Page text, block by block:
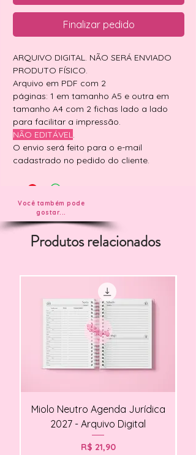
Finalizar pedido
ARQUIVO DIGITAL. NÃO SERÁ ENVIADO
PRODUTO FÍSICO.
Arquivo em PDF com 2
páginas: 1 em tamanho A5 e outra em
tamanho A4 com 2 fichas lado a lado
para facilitar a impressão.
NÃO EDITÁVEL.
O envio será feito para o e-mail
cadastrado no pedido do cliente.
Você também pode
gostar...
Produtos relacionados
Miolo Neutro Agenda Jurídica
2027 - Arquivo Digital
Preço
R$ 21,90